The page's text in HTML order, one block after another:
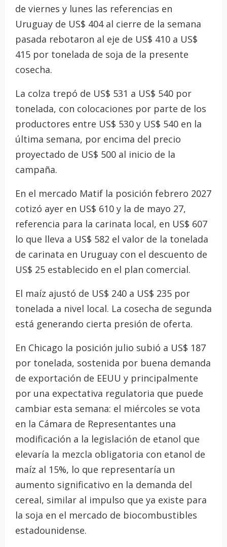
de viernes y lunes las referencias en
Uruguay de US$ 404 al cierre de la semana
pasada rebotaron al eje de US$ 410 a US$
415 por tonelada de soja de la presente
cosecha.
La colza trepó de US$ 531 a US$ 540 por
tonelada, con colocaciones por parte de los
productores entre US$ 530 y US$ 540 en la
última semana, por encima del precio
proyectado de US$ 500 al inicio de la
campaña.
En el mercado Matif la posición febrero 2027
cotizó ayer en US$ 610 y la de mayo 27,
referencia para la carinata local, en US$ 607
lo que lleva a US$ 582 el valor de la tonelada
de carinata en Uruguay con el descuento de
US$ 25 establecido en el plan comercial.
El maíz ajustó de US$ 240 a US$ 235 por
tonelada a nivel local. La cosecha de segunda
está generando cierta presión de oferta.
En Chicago la posición julio subió a US$ 187
por tonelada, sostenida por buena demanda
de exportación de EEUU y principalmente
por una expectativa regulatoria que puede
cambiar esta semana: el miércoles se vota
en la Cámara de Representantes una
modificación a la legislación de etanol que
elevaría la mezcla obligatoria con etanol de
maíz al 15%, lo que representaría un
aumento significativo en la demanda del
cereal, similar al impulso que ya existe para
la soja en el mercado de biocombustibles
estadounidense.